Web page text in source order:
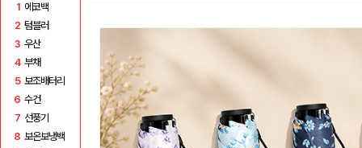
1 에코백
2 텀블러
3 우산
4 부채
5 보조배터리
6 수건
7 선풍기
8 보온보냉백